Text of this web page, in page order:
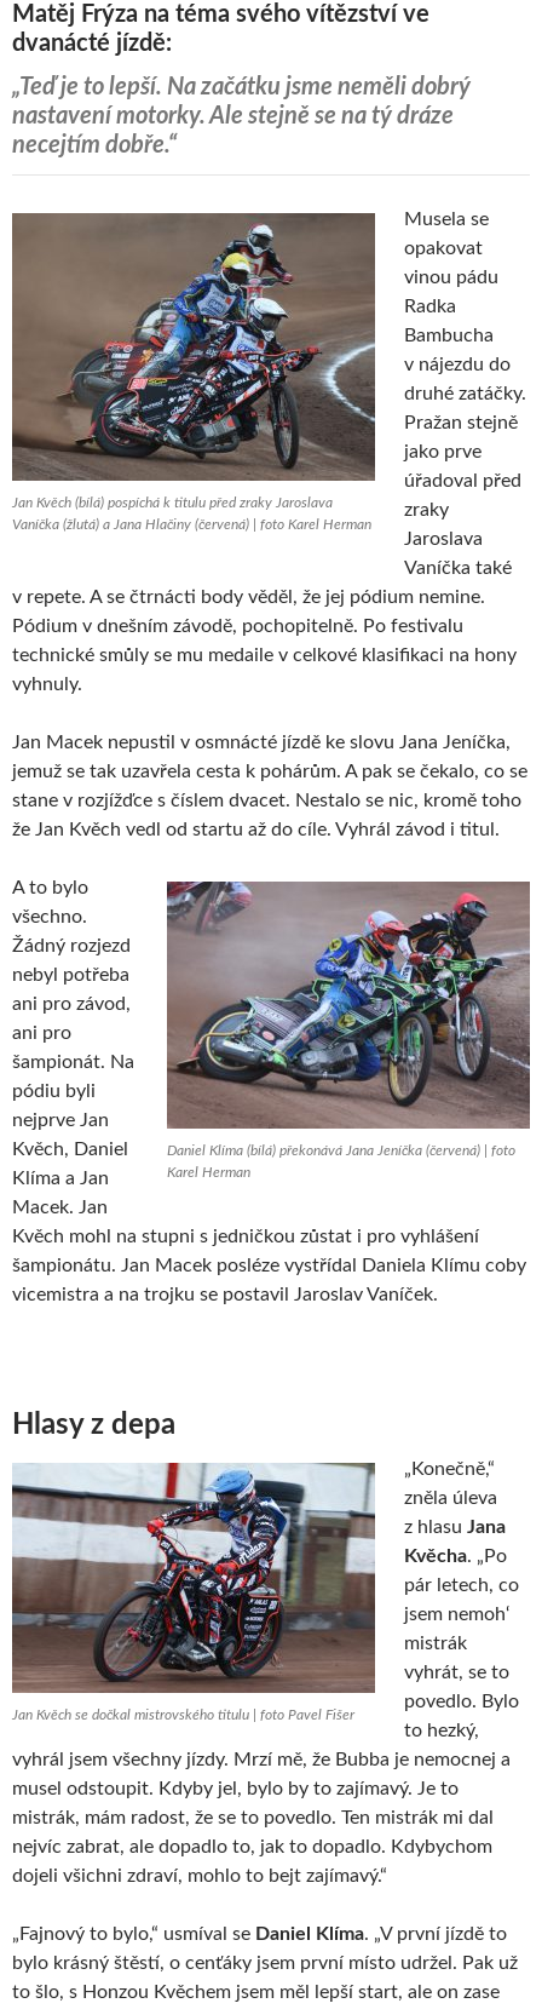
Matěj Frýza na téma svého vítězství ve
dvanácté jízdě:
„Teď je to lepší. Na začátku jsme neměli dobrý
nastavení motorky. Ale stejně se na tý dráze
necejtím dobře.“
Jan Kvěch (bílá) pospíchá k titulu před zraky Jaroslava
Vaníčka (žlutá) a Jana Hlačiny (červená) | foto Karel Herman
Musela se
opakovat
vinou pádu
Radka
Bambucha
v nájezdu do
druhé zatáčky.
Pražan stejně
jako prve
úřadoval před
zraky
Jaroslava
Vaníčka také
v repete. A se čtrnácti body věděl, že jej pódium nemine.
Pódium v dnešním závodě, pochopitelně. Po festivalu
technické smůly se mu medaile v celkové klasifikaci na hony
vyhnuly.
Jan Macek nepustil v osmnácté jízdě ke slovu Jana Jeníčka,
jemuž se tak uzavřela cesta k pohárům. A pak se čekalo, co se
stane v rozjížďce s číslem dvacet. Nestalo se nic, kromě toho
že Jan Kvěch vedl od startu až do cíle. Vyhrál závod i titul.
Daniel Klíma (bílá) překonává Jana Jeníčka (červená) | foto
Karel Herman
A to bylo
všechno.
Žádný rozjezd
nebyl potřeba
ani pro závod,
ani pro
šampionát. Na
pódiu byli
nejprve Jan
Kvěch, Daniel
Klíma a Jan
Macek. Jan
Kvěch mohl na stupni s jedničkou zůstat i pro vyhlášení
šampionátu. Jan Macek posléze vystřídal Daniela Klímu coby
vicemistra a na trojku se postavil Jaroslav Vaníček.
Hlasy z depa
Jan Kvěch se dočkal mistrovského titulu | foto Pavel Fišer
„Konečně,“
zněla úleva
z hlasu Jana
Kvěcha. „Po
pár letech, co
jsem nemoh‘
mistrák
vyhrát, se to
povedlo. Bylo
to hezký,
vyhrál jsem všechny jízdy. Mrzí mě, že Bubba je nemocnej a
musel odstoupit. Kdyby jel, bylo by to zajímavý. Je to
mistrák, mám radost, že se to povedlo. Ten mistrák mi dal
nejvíc zabrat, ale dopadlo to, jak to dopadlo. Kdybychom
dojeli všichni zdraví, mohlo to bejt zajímavý.“
„Fajnový to bylo,“ usmíval se Daniel Klíma. „V první jízdě to
bylo krásný štěstí, o cenťáky jsem první místo udržel. Pak už
to šlo, s Honzou Kvěchem jsem měl lepší start, ale on zase